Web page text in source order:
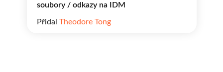
soubory / odkazy na IDM
Přidal Theodore Tong